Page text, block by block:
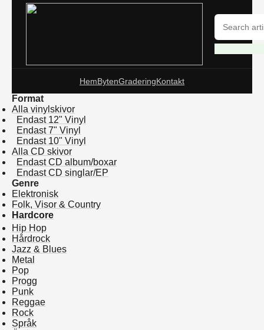
HemBytenGraderingKontakt
Format
Alla vinylskivor
Endast 12" Vinyl
Endast 7" Vinyl
Endast 10" Vinyl
Alla CD skivor
Endast CD album/boxar
Endast CD singlar/EP
Genre
Elektronisk
Folk, Visor & Country
Hardcore
Hip Hop
Hårdrock
Jazz & Blues
Metal
Pop
Progg
Punk
Reggae
Rock
Språk